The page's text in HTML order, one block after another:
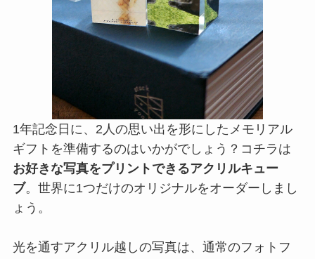
1年記念日に、2人の思い出を形にしたメモリアル
ギフトを準備するのはいかがでしょう？コチラは
お好きな写真をプリントできるアクリルキュー
ブ。世界に1つだけのオリジナルをオーダーしまし
ょう。
光を通すアクリル越しの写真は、通常のフォトフ